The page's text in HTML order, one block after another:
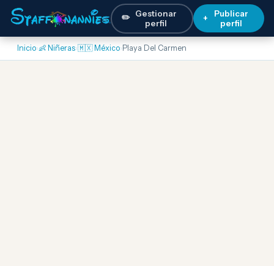
✏️ Gestionar
perfil
+
Publicar
perfil
Inicio›👶 Niñeras›🇲🇽 México› Playa Del Carmen